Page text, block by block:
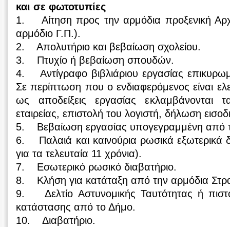
και σε φωτοτυπίες
1. Αίτηση προς την αρμόδια προξενική
αρμόδιο Γ.Π.).
2. Απολυτήριο και βεβαίωση σχολείου.
3. Πτυχίο ή βεβαίωση σπουδών.
4. Αντίγραφο βιβλιάριου εργασίας
Σε περίπτωση που ο ενδιαφερόμενος είναι
ως αποδείξεις εργασίας εκλαμβάνονται
εταιρείας, επιστολή του λογιστή, δήλωση
5. Βεβαίωση εργασίας υπογεγραμμένη από
6. Παλαιά και καινούρια ρωσικά εξωτερικά
για τα τελευταία 11 χρόνια).
7. Εσωτερικό ρωσικό διαβατήριο.
8. Κλήση για κατάταξη από την αρμόδια
9. Δελτίο Αστυνομικής Ταυτότητας ή
κατάστασης από το Δήμο.
10. Διαβατήριο.